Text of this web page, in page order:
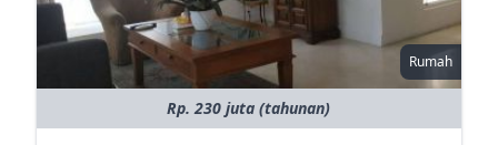
Rumah
Rp. 230 juta (tahunan)